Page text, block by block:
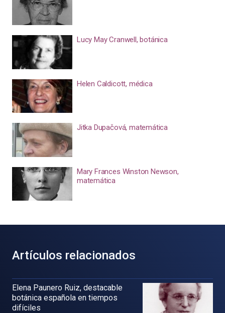
Lucy May Cranwell, botánica
Helen Caldicott, médica
Jitka Dupačová, matemática
Mary Frances Winston Newson,
matemática
Artículos relacionados
Elena Paunero Ruiz, destacable
botánica española en tiempos
difíciles